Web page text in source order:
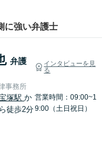
に強い弁護士
弁護
インタビューを見
る
事務所
塚駅か
ら徒歩2分
営業時間：09:00~1
9:00（土日祝日）